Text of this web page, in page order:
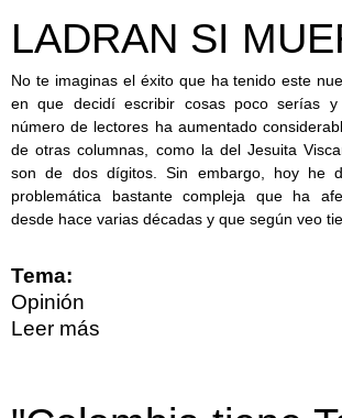
LADRAN SI
No te imaginas el éxito que ha tenido este
en que decidí escribir cosas poco serías y
número de lectores ha aumentado
de otras columnas, como la del Jesuita
son de dos dígitos. Sin embargo, hoy he
problemática bastante compleja que ha
desde hace varias décadas y que según veo
Tema:
Opinión
Leer más